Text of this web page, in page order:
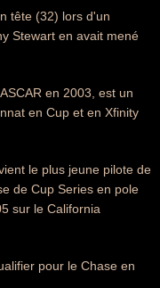
tête (32) lors d'un
Stewart en avait mené
en 2003, est un
en Cup et en Xfinity
le plus jeune pilote de
de Cup Series en pole
sur le California
pour le Chase en